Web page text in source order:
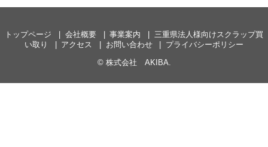
トップページ 会社概要 事業案内
三重県法人様向けスクラップ買
い取り
アクセス お問い合わせ
プライバシーポリシー
© 株式会社 AKIBA